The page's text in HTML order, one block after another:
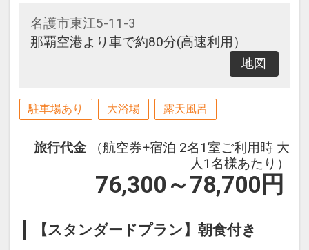
名護市東江5-11-3
那覇空港より車で約80分(高速利用）
地図
駐車場あり 大浴場 露天風呂
旅行代金
（航空券+宿泊 2名1室ご利用時 大
人1名様あたり）
76,300～78,700 円
【スタンダードプラン】朝食付き